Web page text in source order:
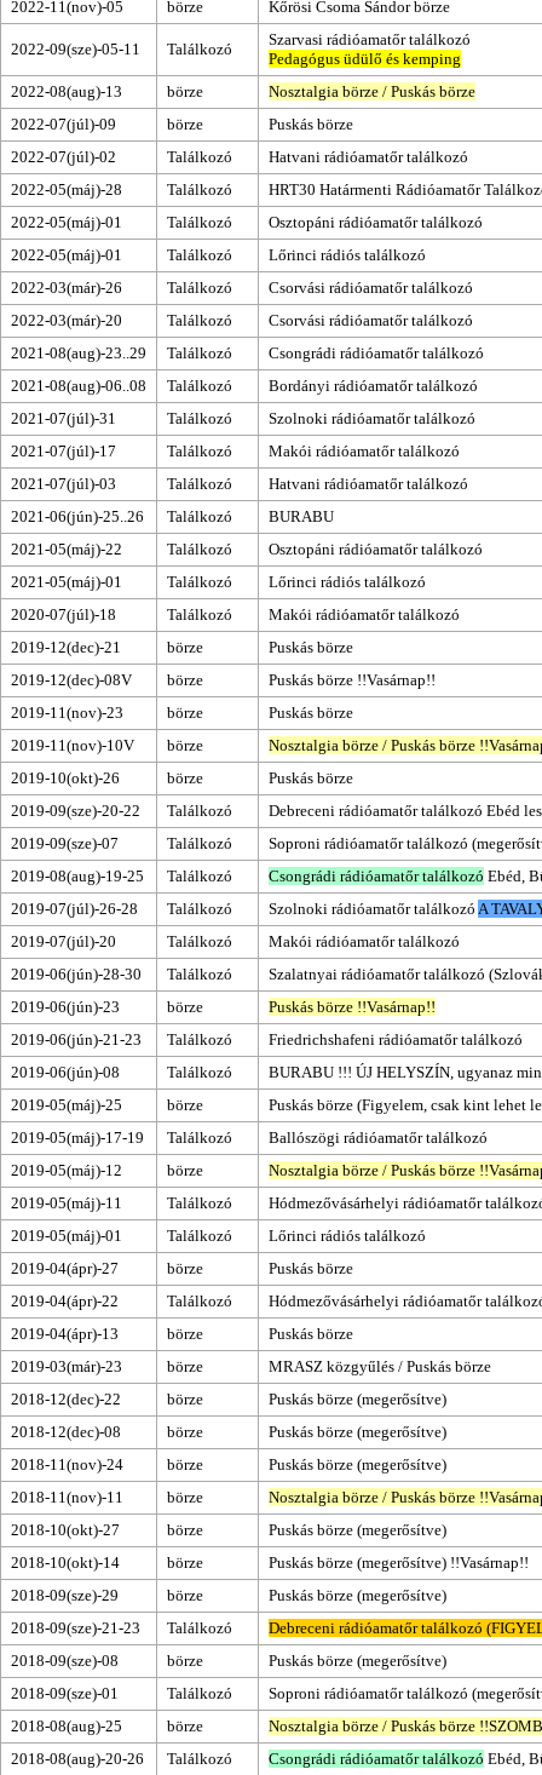
2022-11(nov)-05 börze Kőrösi Csoma Sándor börze
2022-09(sze)-05-11 Találkozó
Szarvasi rádióamatőr találkozó
Pedagógus üdülő és kemping
2022-08(aug)-13
börze Nosztalgia börze / Puskás börze
2022-07(júl)-09
börze
Puskás börze
2022-07(júl)-02
Találkozó
Hatvani rádióamatőr találkozó
2022-05(máj)-28
Találkozó
HRT30 Határmenti Rádióamatőr
2022-05(máj)-01
Találkozó
Osztopáni rádióamatőr találkozó
2022-05(máj)-01
Találkozó
Lőrinci rádiós találkozó
2022-03(már)-26
Találkozó
Csorvási rádióamatőr találkozó
2022-03(már)-20
Találkozó
Csorvási rádióamatőr találkozó
2021-08(aug)-23..29
Találkozó
Csongrádi rádióamatőr találkozó
2021-08(aug)-06..08
Találkozó
Bordányi rádióamatőr találkozó
2021-07(júl)-31
Találkozó
Szolnoki rádióamatőr találkozó
2021-07(júl)-17
Találkozó
Makói rádióamatőr találkozó
2021-07(júl)-03
Találkozó
Hatvani rádióamatőr találkozó
2021-06(jún)-25..26
Találkozó
BURABU
2021-05(máj)-22
Találkozó
Osztopáni rádióamatőr találkozó
2021-05(máj)-01
Találkozó
Lőrinci rádiós találkozó
2020-07(júl)-18
Találkozó
Makói rádióamatőr találkozó
2019-12(dec)-21
börze
Puskás börze
2019-12(dec)-08V
börze Puskás börze !!Vasárnap!!
2019-11(nov)-23
börze
Puskás börze
2019-11(nov)-10V
börze Nosztalgia börze / Puskás börze !!
2019-10(okt)-26
börze
Puskás börze
2019-09(sze)-20-22
Találkozó Debreceni rádióamatőr találkozó Ebéd
2019-09(sze)-07
Találkozó Soproni rádióamatőr találkozó
2019-08(aug)-19-25
Találkozó Csongrádi rádióamatőr találkozó Ebéd
2019-07(júl)-26-28
Találkozó Szolnoki rádióamatőr találkozó A
2019-07(júl)-20
Találkozó
Makói rádióamatőr találkozó
2019-06(jún)-28-30
Találkozó Szalatnyai rádióamatőr találkozó
2019-06(jún)-23
börze Puskás börze !!Vasárnap!!
2019-06(jún)-21-23
Találkozó
Friedrichshafeni rádióamatőr találkozó
2019-06(jún)-08
Találkozó BURABU !!! ÚJ HELYSZÍN, ugyanaz
2019-05(máj)-25
börze Puskás börze (Figyelem, csak kint lehet
2019-05(máj)-17-19
Találkozó
Ballószögi rádióamatőr találkozó
2019-05(máj)-12
börze Nosztalgia börze / Puskás börze !!
2019-05(máj)-11
Találkozó
Hódmezővásárhelyi rádióamatőr
2019-05(máj)-01
Találkozó
Lőrinci rádiós találkozó
2019-04(ápr)-27
börze
Puskás börze
2019-04(ápr)-22
Találkozó
Hódmezővásárhelyi rádióamatőr
2019-04(ápr)-13
börze
Puskás börze
2019-03(már)-23
börze MRASZ közgyűlés / Puskás börze
2018-12(dec)-22
börze Puskás börze (megerősítve)
2018-12(dec)-08
börze Puskás börze (megerősítve)
2018-11(nov)-24
börze Puskás börze (megerősítve)
2018-11(nov)-11
börze Nosztalgia börze / Puskás börze !!
2018-10(okt)-27
börze Puskás börze (megerősítve)
2018-10(okt)-14
börze Puskás börze (megerősítve) !!Vasárnap!!
2018-09(sze)-29
börze Puskás börze (megerősítve)
2018-09(sze)-21-23
Találkozó Debreceni rádióamatőr találkozó
2018-09(sze)-08
börze Puskás börze (megerősítve)
2018-09(sze)-01
Találkozó Soproni rádióamatőr találkozó
2018-08(aug)-25
börze Nosztalgia börze / Puskás börze !!
2018-08(aug)-20-26
Találkozó Csongrádi rádióamatőr találkozó Ebéd